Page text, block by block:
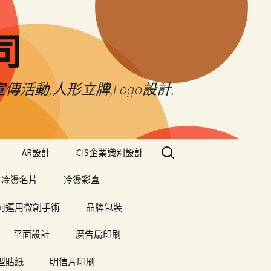
活動,人形立牌,Logo設計,
AR設計 CIS企業識別設計
冷燙名片 冷燙彩盒
運用微創手術 品牌包裝
平面設計 廣告扇印刷
貼紙 明信片印刷
搜
尋